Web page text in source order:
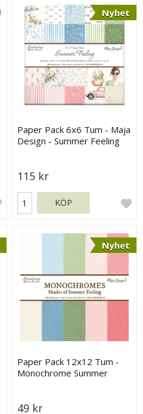
Nyhet
Paper Pack 6x6 Tum - Maja
Design - Summer Feeling
115 kr
KÖP
Nyhet
Paper Pack 12x12 Tum -
Monochrome Summer
49 kr